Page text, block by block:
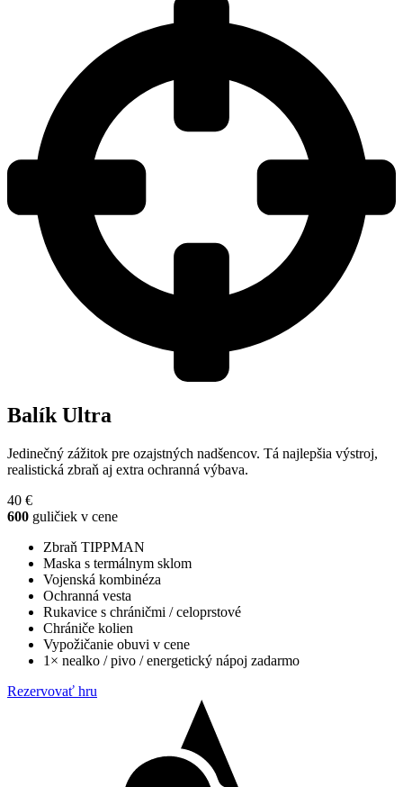
BalíkUltra
Jedinečný zážitok pre ozajstných nadšencov. Tá najlepšia výstroj,
realistická zbraň aj extra ochranná výbava.
40 €
600 guličiek v cene
Zbraň TIPPMAN
Maska s termálnym sklom
Vojenská kombinéza
Ochranná vesta
Rukavice s chráničmi / celoprstové
Chrániče kolien
Vypožičanie obuvi v cene
1× nealko / pivo / energetický nápoj zadarmo
Rezervovať hru